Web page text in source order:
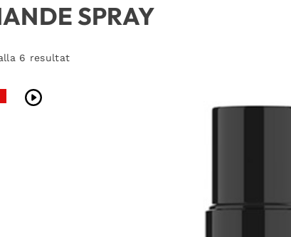
SPRAY
6 resultat